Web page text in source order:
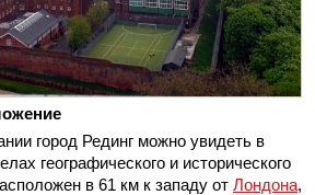
город Рединг можно увидеть в
географического и исторического
в 61 км к западу от Лондона,